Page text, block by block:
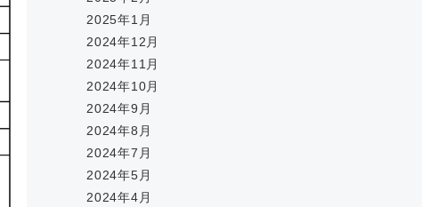
2025年1月
2024年12月
2024年11月
2024年10月
2024年9月
2024年8月
2024年7月
2024年5月
2024年4月